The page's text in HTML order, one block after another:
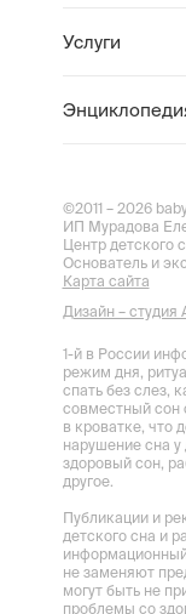
Услуги
©2011 – 2026
ИП Мурадова
Центр детского
Основатель и
Карта сайта
Дизайн – студия
1-й в России
режим дня,
спать без слез,
совместный сон
в кроватке, что
нарушение сна у
здоровый сон,
другое.
Публикации и
детского сна и
не заменяют
могут быть не
проблемы со